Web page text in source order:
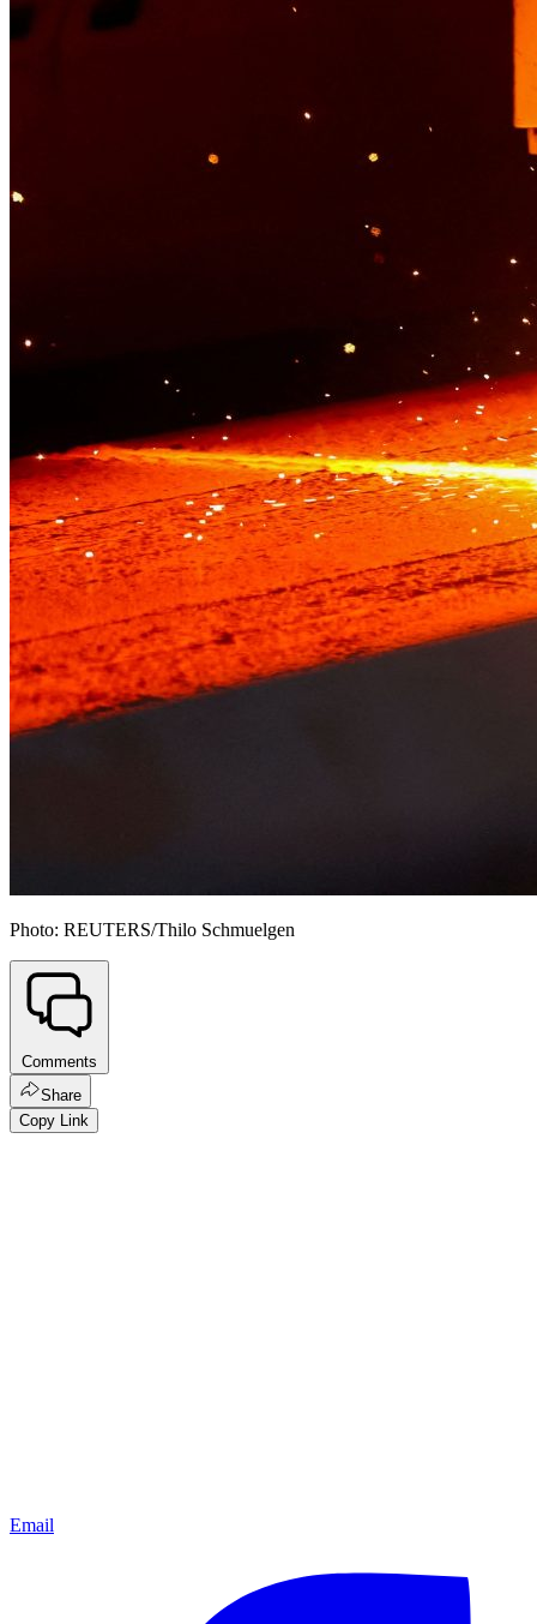
Photo: REUTERS/Thilo Schmuelgen
Comments
Share
Copy Link
Email